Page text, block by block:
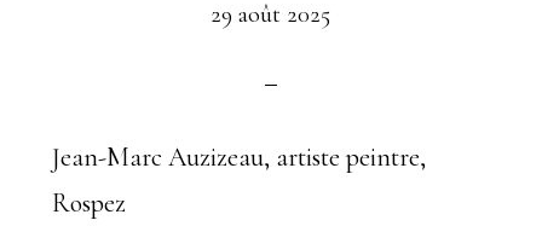
29 août 2025
Jean-Marc Auzizeau, artiste peintre,
Rospez